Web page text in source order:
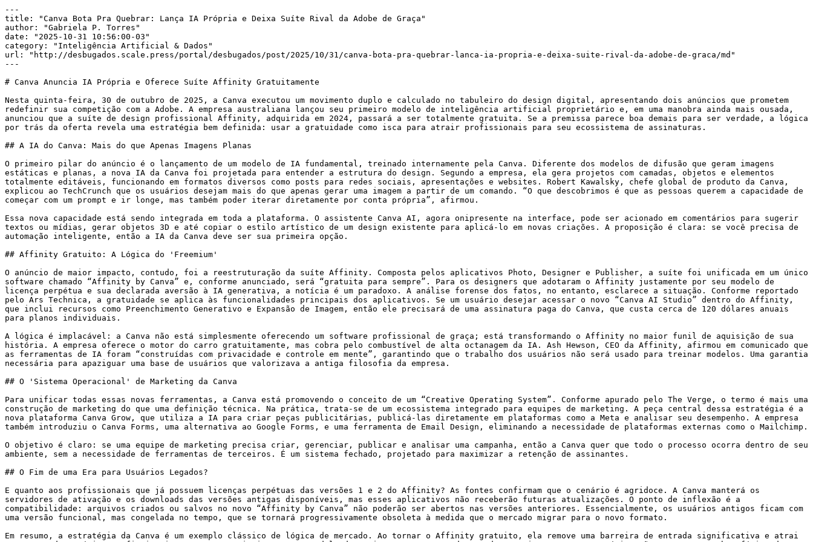
---
title: "Canva Bota Pra Quebrar: Lança IA Própria e Deixa Suíte Rival da Adobe de Graça"
author: "Gabriela P. Torres"
date: "2025-10-31 10:56:00-03"
category: "Inteligência Artificial & Dados"
url: "http://desbugados.scale.press/portal/desbugados/post/2025/10/31/canva-bota-pra-quebrar-lanca-ia-propria-e-deixa-suite-rival-da-adobe-de-graca/md"
---
# Canva Anuncia IA Própria e Oferece Suíte Affinity Gratuitamente
Nesta quinta-feira, 30 de outubro de 2025, a Canva executou um movimento duplo e calculado no tabuleiro do design digital, apresentando dois anúncios que prometem
redefinir sua competição com a Adobe. A empresa australiana lançou seu primeiro modelo de inteligência artificial proprietário e, em uma manobra ainda mais ousada,
anunciou que a suíte de design profissional Affinity, adquirida em 2024, passará a ser totalmente gratuita. Se a premissa parece boa demais para ser verdade, a lógica
por trás da oferta revela uma estratégia bem definida: usar a gratuidade como isca para atrair profissionais para seu ecossistema de assinaturas.
## A IA do Canva: Mais do que Apenas Imagens Planas
O primeiro pilar do anúncio é o lançamento de um modelo de IA fundamental, treinado internamente pela Canva. Diferente dos modelos de difusão que geram imagens
estáticas e planas, a nova IA da Canva foi projetada para entender a estrutura do design. Segundo a empresa, ela gera projetos com camadas, objetos e elementos
totalmente editáveis, funcionando em formatos diversos como posts para redes sociais, apresentações e websites. Robert Kawalsky, chefe global de produto da Canva,
explicou ao TechCrunch que os usuários desejam mais do que apenas gerar uma imagem a partir de um comando. “O que descobrimos é que as pessoas querem a capacidade de
começar com um prompt e ir longe, mas também poder iterar diretamente por conta própria”, afirmou.
Essa nova capacidade está sendo integrada em toda a plataforma. O assistente Canva AI, agora onipresente na interface, pode ser acionado em comentários para sugerir
textos ou mídias, gerar objetos 3D e até copiar o estilo artístico de um design existente para aplicá-lo em novas criações. A proposição é clara: se você precisa de
automação inteligente, então a IA da Canva deve ser sua primeira opção.
## Affinity Gratuito: A Lógica do 'Freemium'
O anúncio de maior impacto, contudo, foi a reestruturação da suíte Affinity. Composta pelos aplicativos Photo, Designer e Publisher, a suíte foi unificada em um único
software chamado “Affinity by Canva” e, conforme anunciado, será “gratuita para sempre”. Para os designers que adotaram o Affinity justamente por seu modelo de
licença perpétua e sua declarada aversão à IA generativa, a notícia é um paradoxo. A análise forense dos fatos, no entanto, esclarece a situação. Conforme reportado
pelo Ars Technica, a gratuidade se aplica às funcionalidades principais dos aplicativos. Se um usuário desejar acessar o novo “Canva AI Studio” dentro do Affinity,
que inclui recursos como Preenchimento Generativo e Expansão de Imagem, então ele precisará de uma assinatura paga do Canva, que custa cerca de 120 dólares anuais
para planos individuais.
A lógica é implacável: a Canva não está simplesmente oferecendo um software profissional de graça; está transformando o Affinity no maior funil de aquisição de sua
história. A empresa oferece o motor do carro gratuitamente, mas cobra pelo combustível de alta octanagem da IA. Ash Hewson, CEO da Affinity, afirmou em comunicado que
as ferramentas de IA foram “construídas com privacidade e controle em mente”, garantindo que o trabalho dos usuários não será usado para treinar modelos. Uma garantia
necessária para apaziguar uma base de usuários que valorizava a antiga filosofia da empresa.
## O 'Sistema Operacional' de Marketing da Canva
Para unificar todas essas novas ferramentas, a Canva está promovendo o conceito de um “Creative Operating System”. Conforme apurado pelo The Verge, o termo é mais uma
construção de marketing do que uma definição técnica. Na prática, trata-se de um ecossistema integrado para equipes de marketing. A peça central dessa estratégia é a
nova plataforma Canva Grow, que utiliza a IA para criar peças publicitárias, publicá-las diretamente em plataformas como a Meta e analisar seu desempenho. A empresa
também introduziu o Canva Forms, uma alternativa ao Google Forms, e uma ferramenta de Email Design, eliminando a necessidade de plataformas externas como o Mailchimp.
O objetivo é claro: se uma equipe de marketing precisa criar, gerenciar, publicar e analisar uma campanha, então a Canva quer que todo o processo ocorra dentro de seu
ambiente, sem a necessidade de ferramentas de terceiros. É um sistema fechado, projetado para maximizar a retenção de assinantes.
## O Fim de uma Era para Usuários Legados?
E quanto aos profissionais que já possuem licenças perpétuas das versões 1 e 2 do Affinity? As fontes confirmam que o cenário é agridoce. A Canva manterá os
servidores de ativação e os downloads das versões antigas disponíveis, mas esses aplicativos não receberão futuras atualizações. O ponto de inflexão é a
compatibilidade: arquivos criados ou salvos no novo “Affinity by Canva” não poderão ser abertos nas versões anteriores. Essencialmente, os usuários antigos ficam com
uma versão funcional, mas congelada no tempo, que se tornará progressivamente obsoleta à medida que o mercado migrar para o novo formato.
Em resumo, a estratégia da Canva é um exemplo clássico de lógica de mercado. Ao tornar o Affinity gratuito, ela remove uma barreira de entrada significativa e atrai